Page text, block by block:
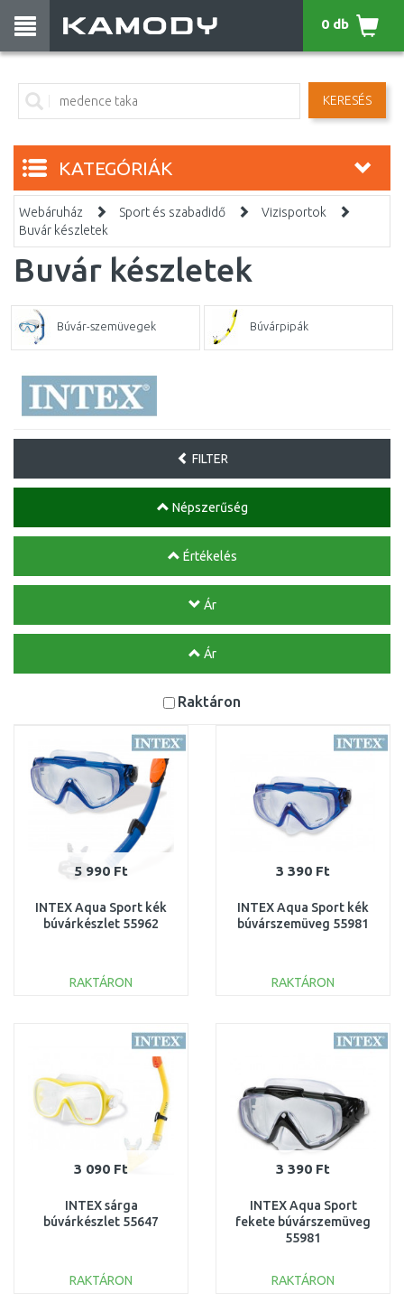
KERESÉS
0 db
KATEGÓRIÁK
Webáruház Sport és szabadidő
Vizisportok
Buvár készletek
Buvár készletek
Búvár-szemüvegek Búvárpipák
FILTER
Népszerűség
Értékelés
Ár
Ár
Raktáron
5 990 Ft
INTEX Aqua Sport kék
búvárkészlet 55962
RAKTÁRON
Összehasonlítás
3 390 Ft
INTEX Aqua Sport kék
búvárszemüveg 55981
RAKTÁRON
Összehasonlítás
3 090 Ft
INTEX sárga
búvárkészlet 55647
RAKTÁRON
3 390 Ft
INTEX Aqua Sport
fekete búvárszemüveg
55981
RAKTÁRON